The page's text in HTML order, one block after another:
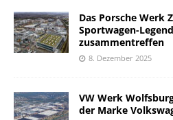
Das Porsche Werk
Sportwagen-
zusammentreffen
8. Dezember 2025
VW Werk
der Marke